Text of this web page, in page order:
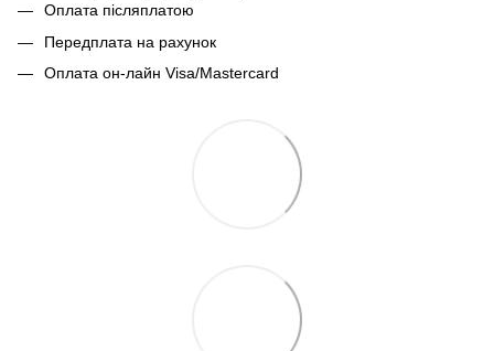
Оплата післяплатою
Передплата на рахунок
Оплата он-лайн Visa/Mastercard